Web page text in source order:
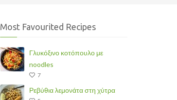
Most Favourited Recipes
Γλυκόξινο κοτόπουλο με
noodles
7
Ρεβύθια λεμονάτα στη χύτρα